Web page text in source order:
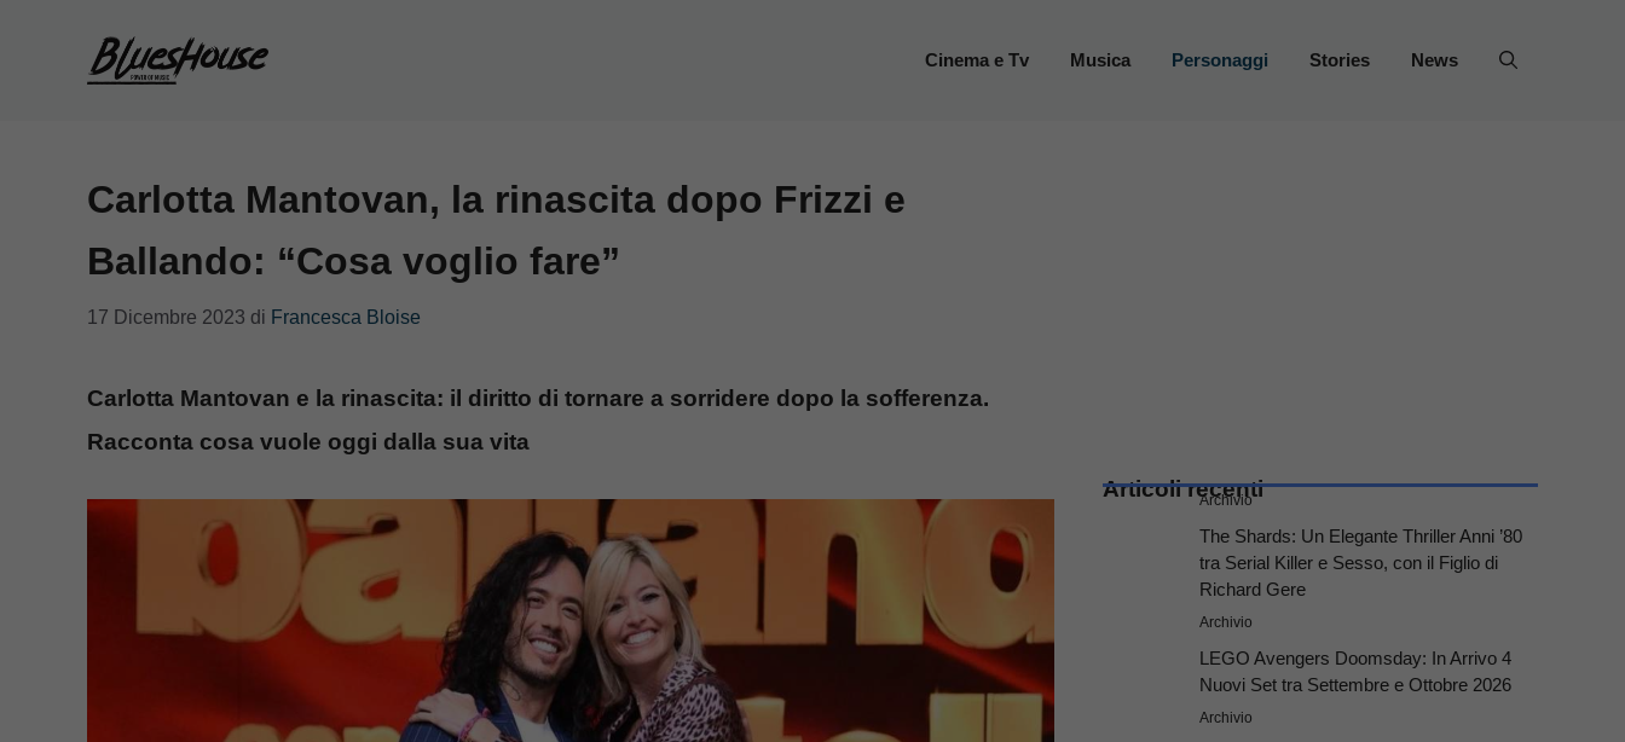
Cinema e Tv Musica Personaggi Stories News
Carlotta Mantovan, la rinascita dopo Frizzi e
Ballando: “Cosa voglio fare”
17 Dicembre 2023 di Francesca Bloise
Carlotta Mantovan e la rinascita: il diritto di tornare a sorridere dopo la sofferenza.
Racconta cosa vuole oggi dalla sua vita
Articoli recenti
Archivio
The Shards: Un Elegante Thriller Anni ’80
tra Serial Killer e Sesso, con il Figlio di
Richard Gere
Archivio
LEGO Avengers Doomsday: In Arrivo 4
Nuovi Set tra Settembre e Ottobre 2026
Archivio